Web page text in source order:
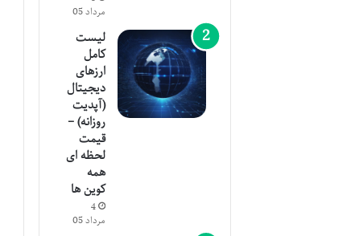
مرداد 05
لیست
کامل
ارزهای
دیجیتال
(آپدیت
روزانه) –
قیمت
لحظه ای
همه
کوین ها
4
مرداد 05